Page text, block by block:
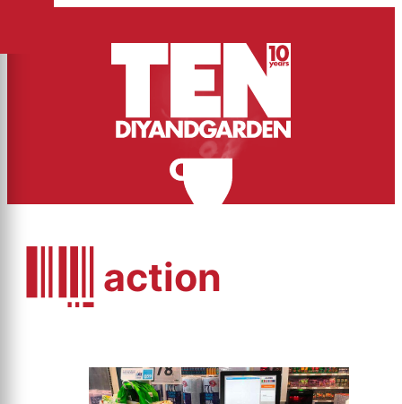
action